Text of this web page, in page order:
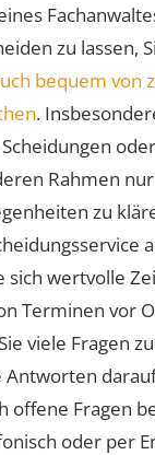
zu lassen,
bequem von
.
Rahmen
zu
sich wertvolle
Terminen vor
viele Fragen
Antworten
offene Fragen
oder per